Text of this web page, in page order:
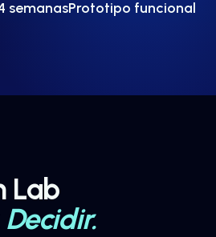
→
semanasPrototipo funcional
Lab